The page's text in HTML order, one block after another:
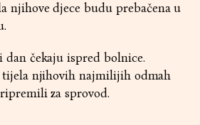
njihove djece budu prebačena u
čekaju ispred bolnice.
tijela njihovih najmilijih odmah
za sprovod.